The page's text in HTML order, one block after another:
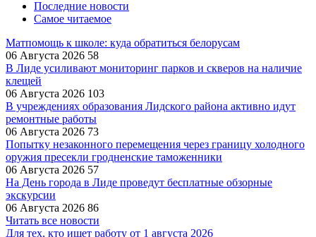
Последние новости
Самое читаемое
Матпомощь к школе: куда обратиться белорусам
06 Августа 2026 58
В Лиде усиливают мониторинг парков и скверов на наличие
клещей
06 Августа 2026 103
В учреждениях образования Лидского района активно идут
ремонтные работы
06 Августа 2026 73
Попытку незаконного перемещения через границу холодного
оружия пресекли гродненские таможенники
06 Августа 2026 57
На День города в Лиде проведут бесплатные обзорные
экскурсии
06 Августа 2026 86
Читать все новости
Для тех, кто ищет работу от 1 августа 2026